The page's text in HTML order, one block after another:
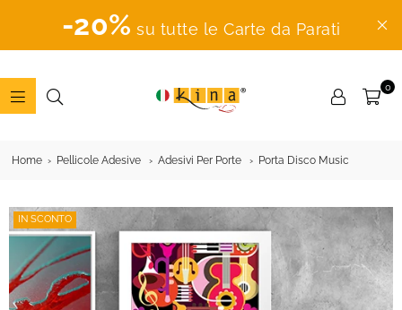
-20% su tutte le Carte da Parati
0
Home Pellicole Adesive Adesivi Per Porte Porta Disco Music
IN SCONTO